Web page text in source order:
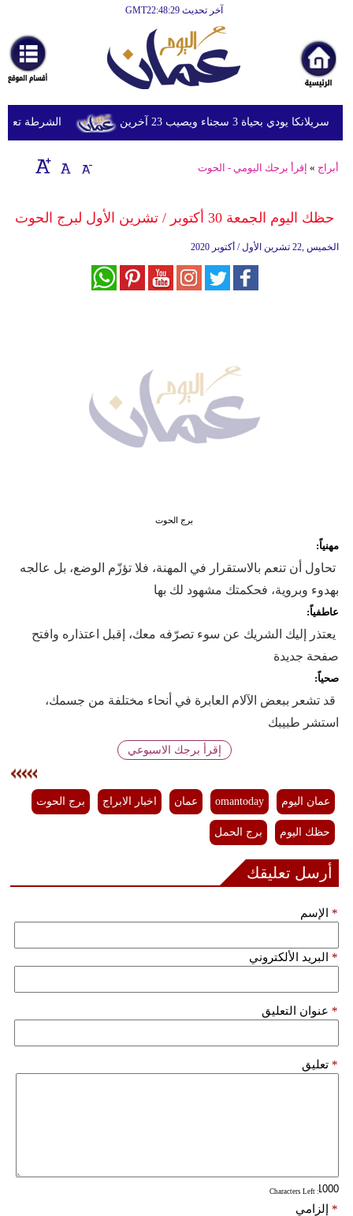
آخر تحديث GMT22:48:29
أخبارعاجلة
رياضة
ثقافة
إقتصاد
وموسيقى
علوم
سيارات
الشرطة تعتقل بحياة 3 سجناء ويصيب 23 آخرين
أبراج » إقرأ برجك اليومي - الحوت
حظك اليوم الجمعة 30 أكتوبر / تشرين الأول لبرج الحوت
الخميس ,22 تشرين الأول / أكتوبر 2020
برج الحوت
مهنياً:
تحاول أن تنعم بالاستقرار في المهنة، فلا تؤزّم الوضع، بل عالجه
بهدوء وبروية، فحكمتك مشهود لك بها
عاطفياً:
يعتذر إليك الشريك عن سوء تصرّفه معك، إقبل اعتذاره وافتح
صفحة جديدة
صحياً:
قد تشعر ببعض الآلام العابرة في أنحاء مختلفة من جسمك،
استشر طبيبك
إقرأ برجك الاسبوعي
عمان اليوم omantoday عمان اخبار الابراج برج الحوت
حظك اليوم برج الحمل
أرسل تعليقك
الإسم *
البريد الألكتروني *
عنوان التعليق *
تعليق *
: Characters Left
إلزامي *